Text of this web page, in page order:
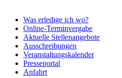
Was erledige ich wo?
Online-Terminvergabe
Aktuelle Stellenangebote
Ausschreibungen
Veranstaltungskalender
Presseportal
Anfahrt